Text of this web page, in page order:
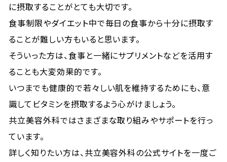
に摂取することがとても大切です。
食事制限やダイエット中で毎日の食事から十分に摂取す
ることが難しい方もいると思います。
そういった方は、食事と一緒にサプリメントなどを活用す
ることも大変効果的です。
いつまでも健康的で若々しい肌を維持するためにも、意
識してビタミンを摂取するよう心がけましょう。
共立美容外科ではさまざまな取り組みやサポートを行っ
ています。
詳しく知りたい方は、共立美容外科の公式サイトを一度ご